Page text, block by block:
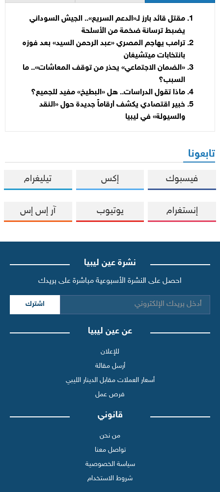
مقتل قائد بارز لـ«الدعم السريع».. الجيش السوداني
يضبط ترسانة ضخمة من الأسلحة
ترامب يهاجم المصري «عبد الرحمن السيد» بعد فوزه
بانتخابات ميتشيغان
«الضمان الاجتماعي» يحذر من توقف المعاشات».. ما
السبب؟
ماذا تقول الدراسات.. هل «البطيخ» مفيد للجميع؟
خبير اقتصادي يكشف أرقاماً جديدة حول «النقد
والسيولة» في ليبيا
تابعونا
فيسبوك إكس تيليغرام
إنستغرام يوتيوب آر إس إس
نشرة عين ليبيا
احصل على النشرة الأسبوعية مباشرة على بريدك
اشترك
عن عين ليبيا
للإعلان
أرسل مقالة
أسعار العملات مقابل الدينار الليبي
فرص عمل
قانوني
من نحن
تواصل معنا
سياسة الخصوصية
شروط الاستخدام